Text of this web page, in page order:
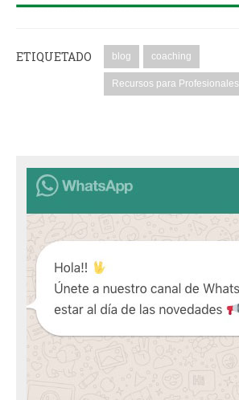
ETIQUETADO blog coaching
Recursos para Profesionales